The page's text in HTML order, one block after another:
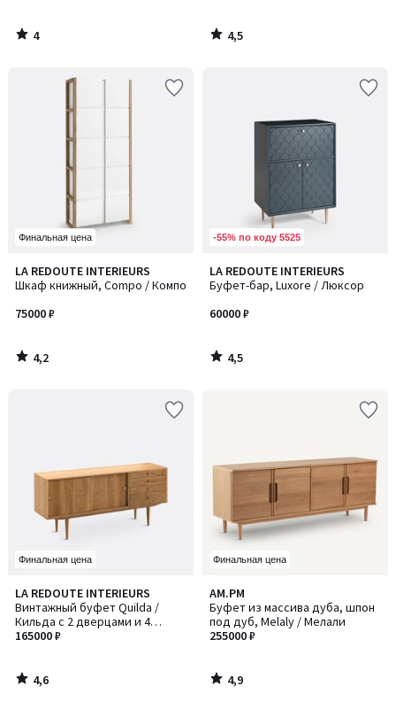
4
/
4,5
/
Финальная цена
LA REDOUTE INTERIEURS
Шкаф книжный, Compo / Компо
75000 ₽
4,2
/ 5
4,2
/
-55% по коду 5525
LA REDOUTE INTERIEURS
Буфет-бар, Luxore / Люксор
60000 ₽
4,5
/ 5
4,5
/
Финальная цена
LA REDOUTE INTERIEURS
Винтажный буфет Quilda /
Кильда с 2 дверцами и 4
ящиками
165000 ₽
4,6
/ 5
4,6
/
Финальная цена
AM.PM
Буфет из массива дуба, шпон
под дуб, Melaly / Мелали
255000 ₽
4,9
/ 5
4,9
/